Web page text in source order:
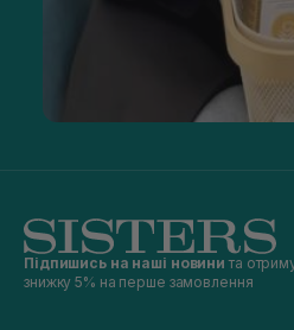
Підпишись на наші новини та
знижку 5% на перше замовлення